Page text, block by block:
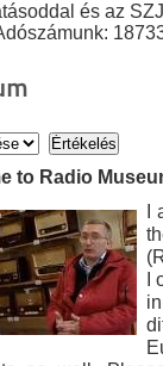
és az
to Radio